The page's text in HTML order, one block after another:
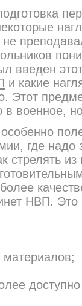
введен
и какие
Этот
в военное,
где надо
стрелять
НВП.